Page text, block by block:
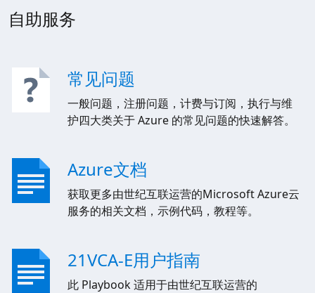
Azure 支持计划 >
Azure 博客 >
登录 Azure 门户
自助服务
常见问题
一般问题，注册问题，计费与订阅，执行与维
护四大类关于 Azure 的常见问题的快速解答。
Azure文档
获取更多由世纪互联运营的Microsoft Azure云
服务的相关文档，示例代码，教程等。
21VCA-E用户指南
此 Playbook 适用于由世纪互联运营的